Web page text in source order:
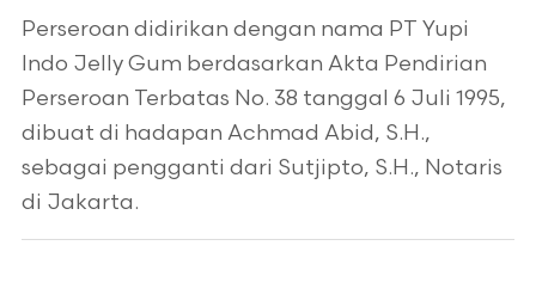
Perseroan didirikan dengan nama PT Yupi
Indo Jelly Gum berdasarkan Akta Pendirian
Perseroan Terbatas No. 38 tanggal 6 Juli 1995,
dibuat di hadapan Achmad Abid, S.H.,
sebagai pengganti dari Sutjipto, S.H., Notaris
di Jakarta.